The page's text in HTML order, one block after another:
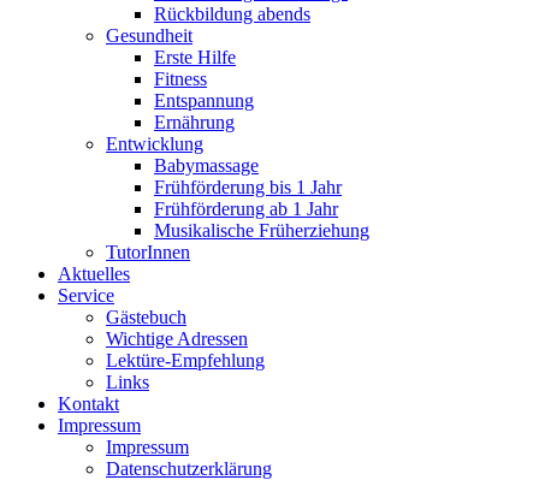
Rückbildung abends
Gesundheit
Erste Hilfe
Fitness
Entspannung
Ernährung
Entwicklung
Babymassage
Frühförderung bis 1 Jahr
Frühförderung ab 1 Jahr
Musikalische Früherziehung
TutorInnen
Aktuelles
Service
Gästebuch
Wichtige Adressen
Lektüre-Empfehlung
Links
Kontakt
Impressum
Impressum
Datenschutzerklärung